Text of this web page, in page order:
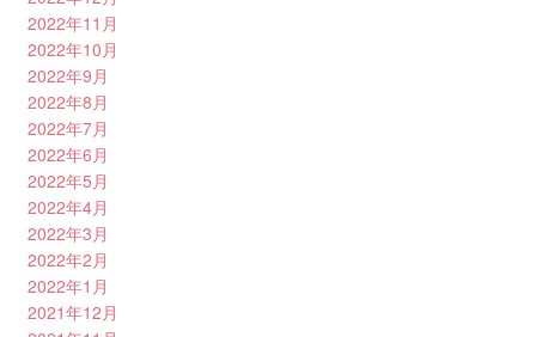
2022年11月
2022年10月
2022年9月
2022年8月
2022年7月
2022年6月
2022年5月
2022年4月
2022年3月
2022年2月
2022年1月
2021年12月